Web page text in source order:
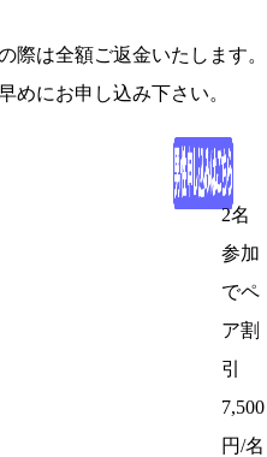
際は全額ご返金いたします。
めにお申し込み下さい。
2名
参加
でペ
ア割
引
7,500
円/名